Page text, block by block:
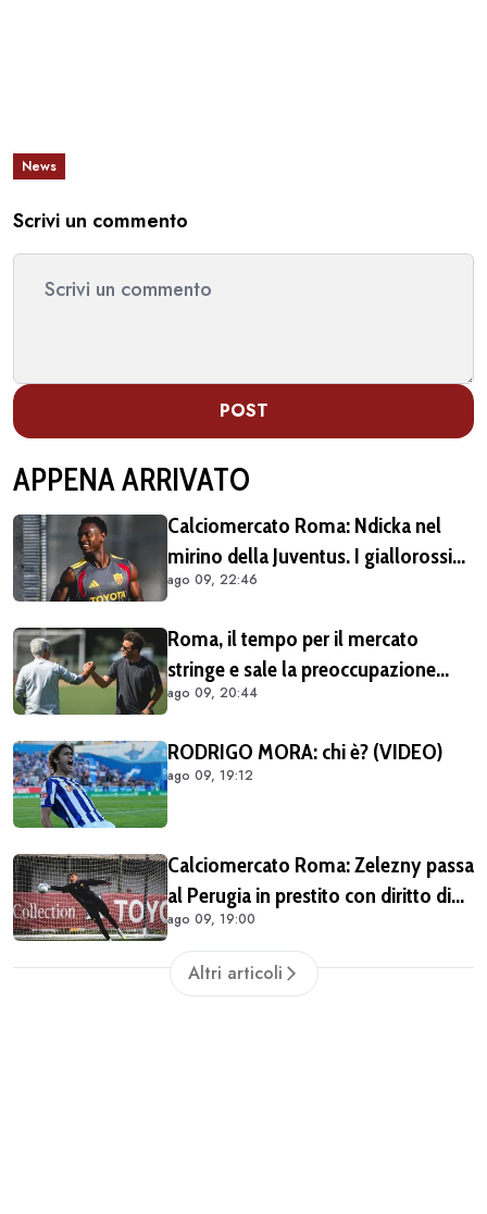
News
Scrivi un commento
POST
APPENA ARRIVATO
Calciomercato Roma: Ndicka nel
mirino della Juventus. I giallorossi
chiedono 30 milioni di euro
ago 09, 22:46
Roma, il tempo per il mercato
stringe e sale la preoccupazione
della tifoseria: ancora troppe caselle
ago 09, 20:44
RODRIGO MORA: chi è? (VIDEO)
ago 09, 19:12
Calciomercato Roma: Zelezny passa
al Perugia in prestito con diritto di
riscatto
ago 09, 19:00
Altri articoli